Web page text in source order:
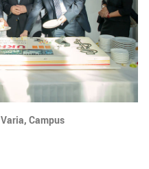
Varia, Campus